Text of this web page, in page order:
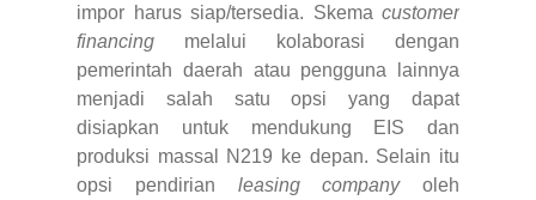
impor harus siap/tersedia. Skema customer
financing melalui kolaborasi dengan
pemerintah daerah atau pengguna lainnya
menjadi salah satu opsi yang dapat
disiapkan untuk mendukung EIS dan
produksi massal N219 ke depan. Selain itu
opsi pendirian leasing companyoleh